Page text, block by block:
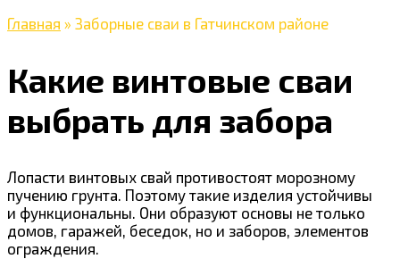
Главная » Заборные сваи в Гатчинском районе
Какие винтовые сваи
выбрать для забора
Лопасти винтовых свай противостоят морозному
пучению грунта. Поэтому такие изделия устойчивы
и функциональны. Они образуют основы не только
домов, гаражей, беседок, но и заборов, элементов
ограждения.